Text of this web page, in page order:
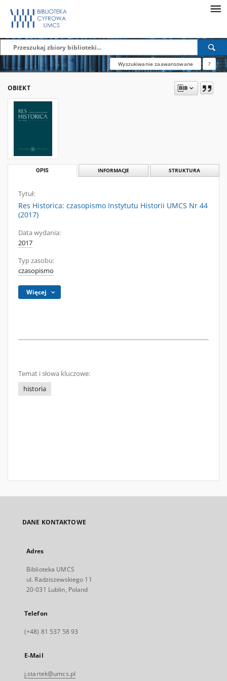
Wyszukiwanie zaawansowane ?
OBIEKT
OPIS INFORMACJE STRUKTURA
Tytuł:
Res Historica: czasopismo Instytutu Historii UMCS Nr 44
(2017)
Data wydania:
2017
Typ zasobu:
czasopismo
Więcej
Temat i słowa kluczowe:
historia
DANE KONTAKTOWE
Adres
Biblioteka UMCS
ul. Radziszewskiego 11
20-031 Lublin, Poland
Telefon
(+48) 81 537 58 93
E-Mail
j.startek@umcs.pl